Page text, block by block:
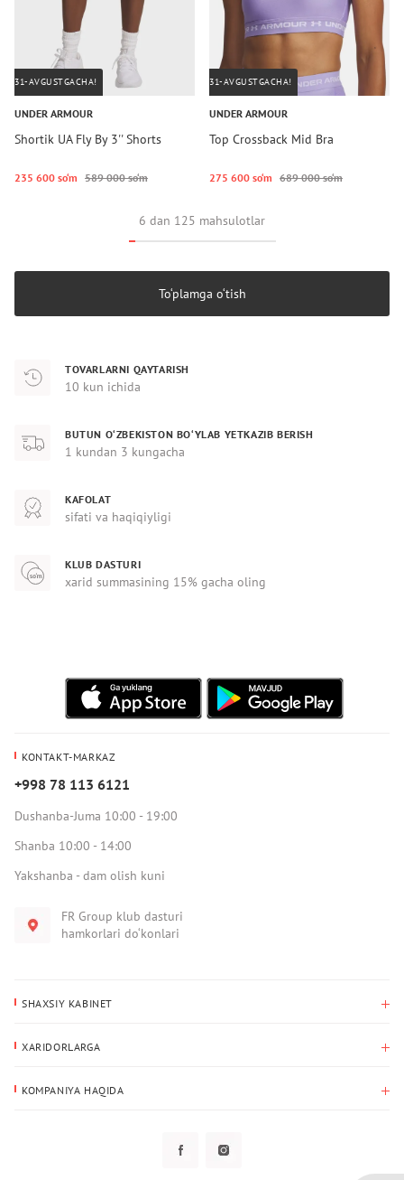
31-AVGUSTGACHA!
UNDER ARMOUR
Shortik UA Fly By 3'' Shorts
235 600 so‘m 589 000 so‘m
31-AVGUSTGACHA!
UNDER ARMOUR
Top Crossback Mid Bra
275 600 so‘m 689 000 so‘m
6 dan 125 mahsulotlar
To‘plamga o‘tish
TOVARLARNI QAYTARISH
10 kun ichida
BUTUN O‘ZBEKISTON BO‘YLAB YETKAZIB BERISH
1 kundan 3 kungacha
KAFOLAT
sifati va haqiqiyligi
KLUB DASTURI
xarid summasining 15% gacha oling
KONTAKT-MARKAZ
+998 78 113 6121
Dushanba-Juma 10:00 - 19:00
Shanba 10:00 - 14:00
Yakshanba - dam olish kuni
FR Group klub dasturi
hamkorlari do‘konlari
SHAXSIY KABINET
Yetkazib berish manzili
XARIDORLARGA
KOMPANIYA HAQIDA